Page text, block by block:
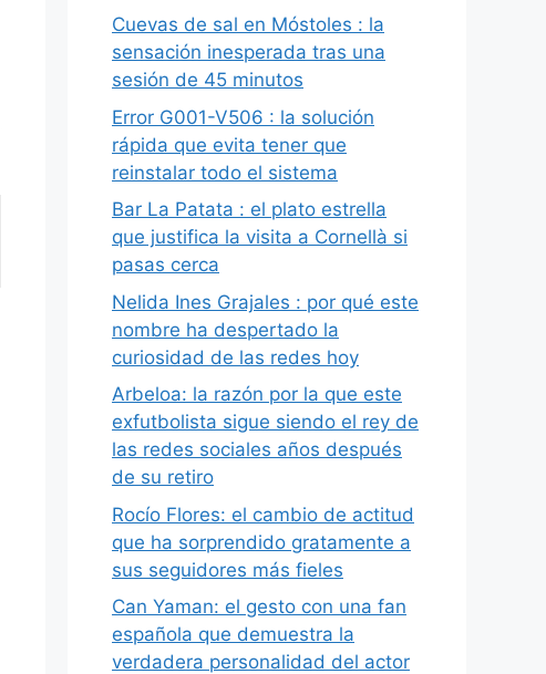
Cuevas de sal en Móstoles : la
sensación inesperada tras una
sesión de 45 minutos
Error G001-V506 : la solución
rápida que evita tener que
reinstalar todo el sistema
Bar La Patata : el plato estrella
que justifica la visita a Cornellà si
pasas cerca
Nelida Ines Grajales : por qué este
nombre ha despertado la
curiosidad de las redes hoy
Arbeloa: la razón por la que este
exfutbolista sigue siendo el rey de
las redes sociales años después
de su retiro
Rocío Flores: el cambio de actitud
que ha sorprendido gratamente a
sus seguidores más fieles
Can Yaman: el gesto con una fan
española que demuestra la
verdadera personalidad del actor